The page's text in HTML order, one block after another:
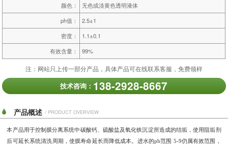
颜色：
无色或淡黄色透明液体
ph值：
2.5±1
密度：
1.1±0.1
有效含量：
99%
注：网站只上传一部分产品，具体产品可在线联系客服，免费领样
技术咨询： 138-2928-8667
产品概述 / PRODUCT OVERVIEW
本产品用于控制膜分离系统中碳酸钙、硫酸盐及氧化铁沉淀所造成的结垢，使用阻垢剂
后可延长系统清洗周期，使膜寿命延长而降低成本。 进水的ph范围 5-9仍属有效范围
，